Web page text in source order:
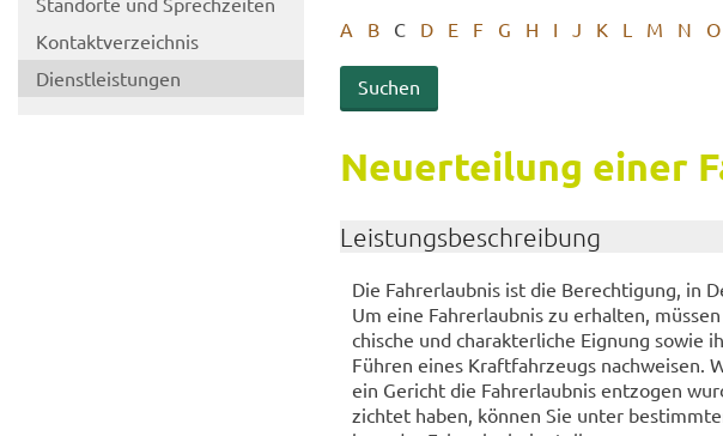
Kon­takt­ver­zeich­nis
Dienst­leis­tun­gen
A B C D E F G H I J K L M N O
Neu­er­tei­lung einer
Leis­tungs­be­schrei­bung
Die Fahr­erlaub­nis ist die Be­rech­ti­gung, in
Um eine Fahr­erlaub­nis zu er­hal­ten,
chi­sche und cha­rak­ter­li­che Eig­nung sowie
Füh­ren eines Kraft­fahr­zeugs nach­wei­sen.
ein Ge­richt die Fahr­erlaub­nis ent­zo­gen
zich­tet haben, kön­nen Sie unter